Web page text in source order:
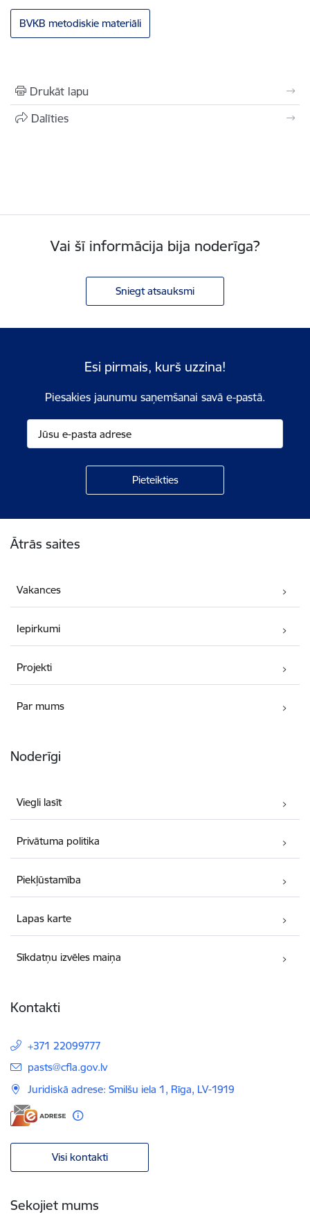
BVKB metodiskie materiāli
Drukāt lapu
Dalīties
Vai šī informācija bija noderīga?
Sniegt atsauksmi
Esi pirmais, kurš uzzina!
Piesakies jaunumu saņemšanai savā e-pastā.
Ātrās saites
Vakances
Iepirkumi
Projekti
Par mums
Noderīgi
Viegli lasīt
Privātuma politika
Piekļūstamība
Lapas karte
Sīkdatņu izvēles maiņa
Kontakti
+371 22099777
E-pasts:
pasts@cfla.gov.lv
Juridiskā adrese: Smilšu iela 1, Rīga, LV-1919
Visi kontakti
Sekojiet mums